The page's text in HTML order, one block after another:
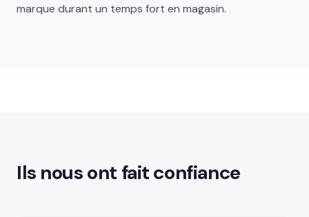
marque durant un temps fort en magasin.
Ils nous ont fait confiance